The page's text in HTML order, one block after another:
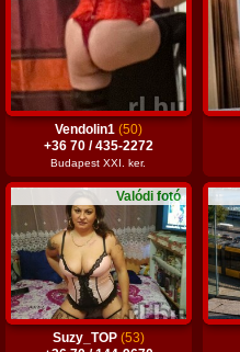
Vendolin1 (50)
+36 70 / 435-2272
Budapest XXI. ker.
Valódi fotó
Suzy_TOP (53)